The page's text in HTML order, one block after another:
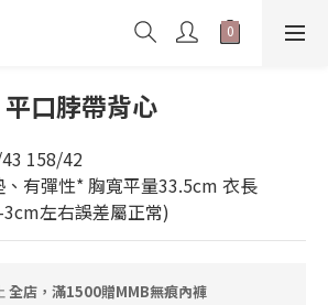
平口脖帶背心
43 158/42
有彈性* 胸寬平量33.5cm 衣長
左右誤差屬正常)
全店，滿1500贈MMB無痕內褲